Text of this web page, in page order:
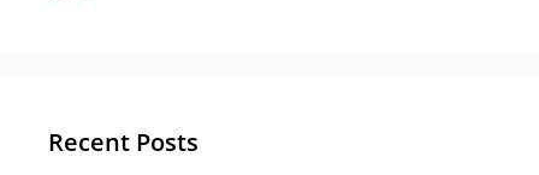
Recent Posts